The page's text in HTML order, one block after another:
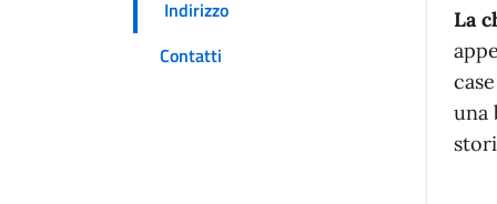
Indirizzo
Contatti
La
una